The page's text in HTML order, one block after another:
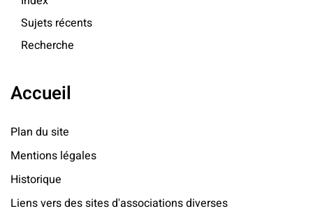
Sujets récents
Recherche
Accueil
Plan du site
Mentions légales
Historique
Liens vers des sites d'associations diverses